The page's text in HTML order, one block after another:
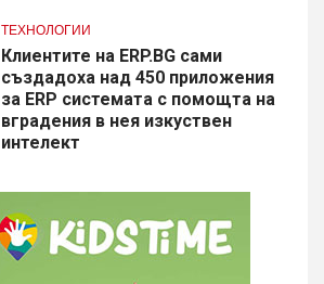
ТЕХНОЛОГИИ
Клиентите на ERP.BG сами
създадоха над 450 приложения
за ERP системата с помощта на
вградения в нея изкуствен
интелект